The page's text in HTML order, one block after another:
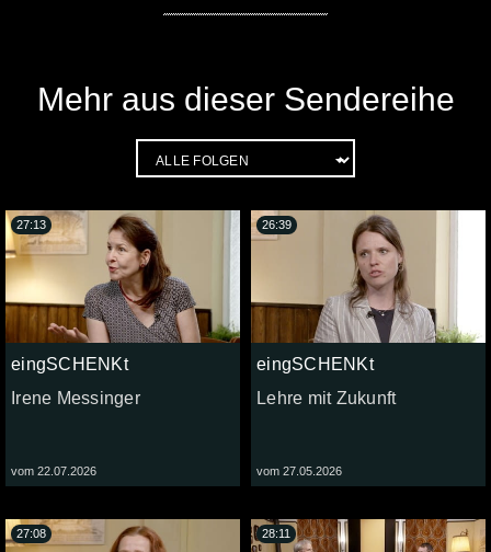
Mehr aus dieser Sendereihe
eingSCHENKt
Irene Messinger
vom 22.07.2026
27:13
eingSCHENKt
Lehre mit Zukunft
vom 27.05.2026
26:39
27:08 28:11